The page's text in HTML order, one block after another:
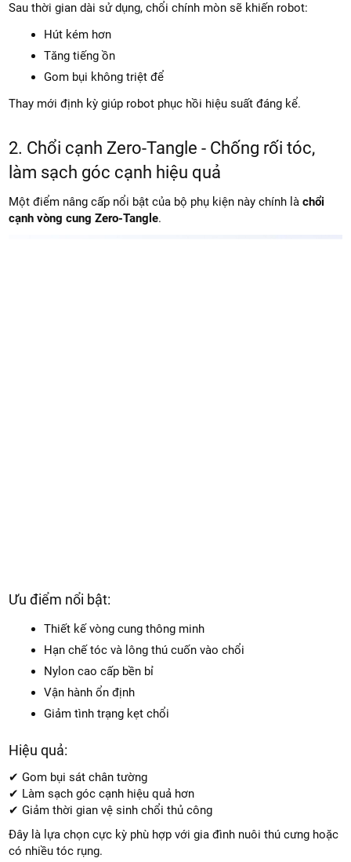
Sau thời gian dài sử dụng, chổi chính mòn sẽ khiến robot:
Hút kém hơn
Tăng tiếng ồn
Gom bụi không triệt để
Thay mới định kỳ giúp robot phục hồi hiệu suất đáng kể.
2. Chổi cạnh Zero-Tangle - Chống rối tóc,
làm sạch góc cạnh hiệu quả
Một điểm nâng cấp nổi bật của bộ phụ kiện này chính làchổi
cạnh vòng cung Zero-Tangle.
Ưu điểm nổi bật:
Thiết kế vòng cung thông minh
Hạn chế tóc và lông thú cuốn vào chổi
Nylon cao cấp bền bỉ
Vận hành ổn định
Giảm tình trạng kẹt chổi
Hiệu quả:
✔ Gom bụi sát chân tường
✔ Làm sạch góc cạnh hiệu quả hơn
✔ Giảm thời gian vệ sinh chổi thủ công
Đây là lựa chọn cực kỳ phù hợp với gia đình nuôi thú cưng hoặc
có nhiều tóc rụng.